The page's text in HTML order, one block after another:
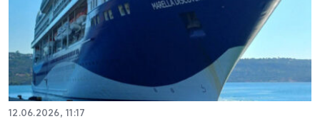
12.06.2026, 11:17